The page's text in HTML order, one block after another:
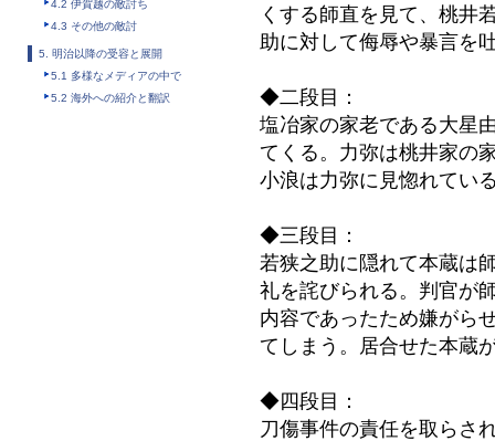
4.2 伊賀越の敵討ち
4.3 その他の敵討
5. 明治以降の受容と展開
5.1 多様なメディアの中で
5.2 海外への紹介と翻訳
くする師直を見て、桃井
助に対して侮辱や暴言を
◆二段目：
塩冶家の家老である大星
てくる。力弥は桃井家の
小浪は力弥に見惚れてい
◆三段目：
若狭之助に隠れて本蔵は
礼を詫びられる。判官が
内容であったため嫌がら
てしまう。居合せた本蔵
◆四段目：
刀傷事件の責任を取らさ